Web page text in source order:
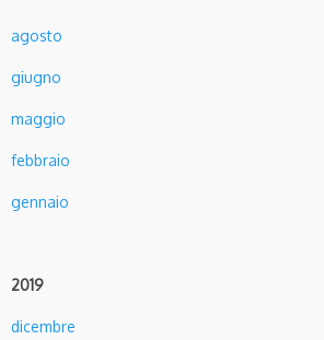
agosto
giugno
maggio
febbraio
gennaio
2019
dicembre